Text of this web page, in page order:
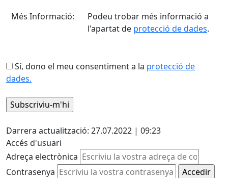
Més Informació:
Podeu trobar més informació a
l'apartat de protecció de dades.
Sí, dono el meu consentiment a la protecció de
dades.
Darrera actualització: 27.07.2022 | 09:23
Accés d'usuari
Adreça electrònica
Contrasenya